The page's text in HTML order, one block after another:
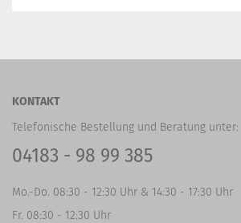
KONTAKT
Telefonische Bestellung und Beratung unter:
04183 - 98 99 385
Mo.-Do. 08:30 - 12:30 Uhr & 14:30 - 17:30 Uhr
Fr. 08:30 - 12:30 Uhr